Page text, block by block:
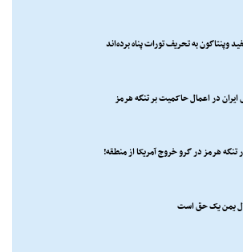
وپنتاگون به تحریف تورات پناه برده‌اند
ایران در اعمال حاکمیت بر تنگه هرمز
تنگه هرمز در گرو خروج آمریکا از منطقه!
یمن یک حق است